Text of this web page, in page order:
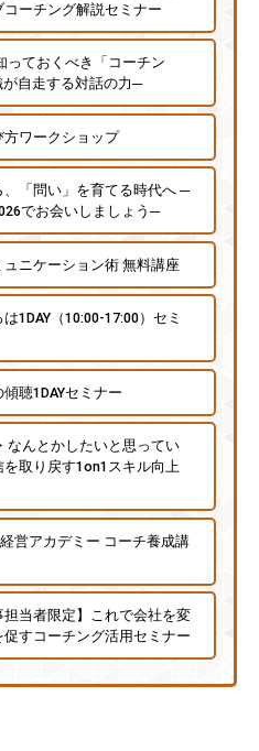
コーチング解説セミナー
っておくべき「コーチン
自走する対話の力─
ワークショップ
、「問い」を育てる時代へ ─
でお会いしましょう─
ニケーション術 無料講座
1DAY（10:00-17:00）セミ
聴1DAYセミナー
なんとかしたいと思ってい
取り戻す1on1スキル向上
営アカデミー コーチ養成講
担当者限定】これで会社を変
すコーチング活用セミナー